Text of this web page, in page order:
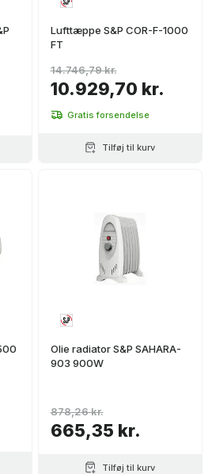
Lufttæppe S&P COR-F-1000
FT
10.929,70 kr.
14.746,79 kr.
Gratis forsendelse
Tilføj til kurv
Olie radiator S&P SAHARA-
903 900W
665,35 kr.
878,26 kr.
Tilføj til kurv